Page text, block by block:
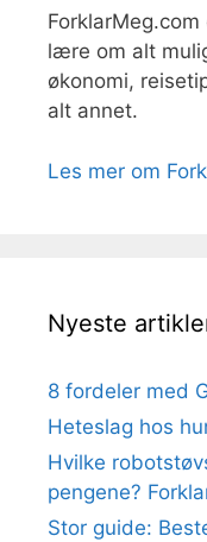
lære om alt
økonomi,
alt annet.
Les mer om
Nyeste
8 fordeler med
Heteslag hos
Hvilke
pengene?
Stor guide: